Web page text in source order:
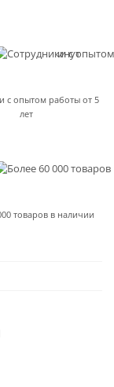
с опытом работы от 5
лет
товаров в наличии